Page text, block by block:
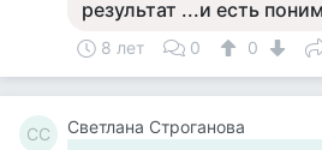
результат ...и есть
8 лет 0 0
СС Светлана Строганова